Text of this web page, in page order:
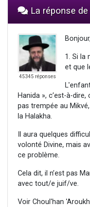
La réponse de
45345 réponses
Bonjour,
1. Si la
et que
Hanida », c’est-à-
pas trempée au
la Halakha.
Il aura quelques
volonté Divine, mais
ce problème.
Cela dit, il n’est pas
avec tout/e juif/ve.
Voir Choul'han